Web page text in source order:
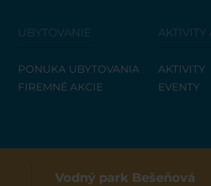
UBYTOVANIE
PONUKA UBYTOVANIA
FIREMNÉ AKCIE
AKTIVITY
AKTIVITY
EVENTY
Vodný park Bešeňová